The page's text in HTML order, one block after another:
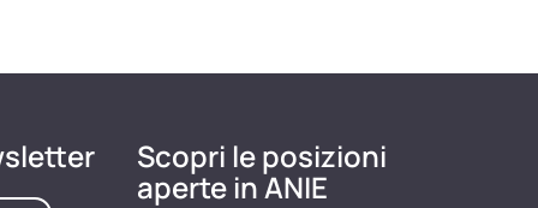
Scopri le posizioni
aperte in ANIE